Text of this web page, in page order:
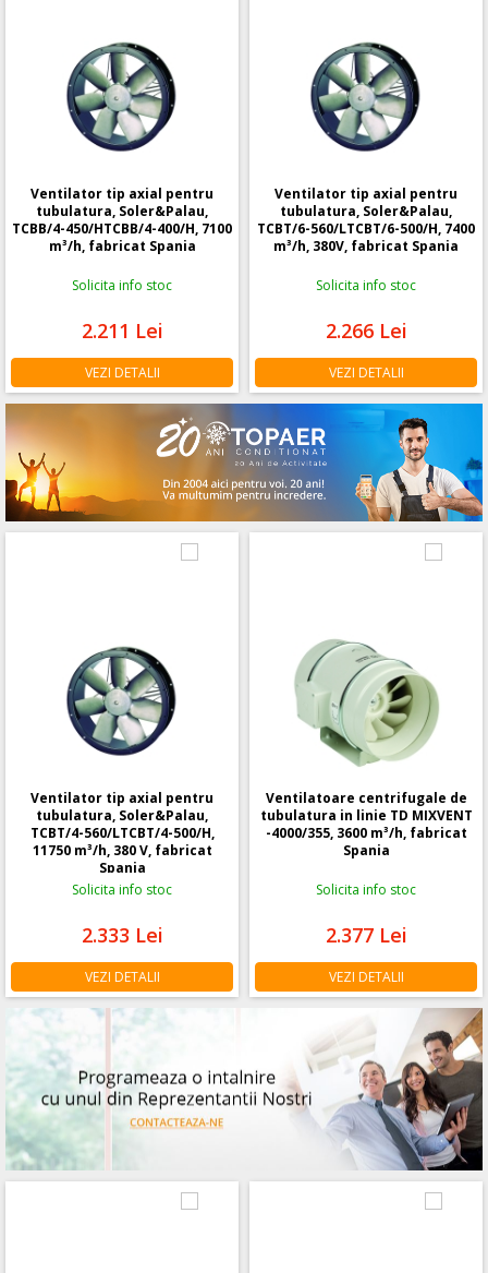
Ventilator tip axial pentru
tubulatura, Soler&Palau,
TCBB/4-450/HTCBB/4-400/H, 7100
m³/h, fabricat Spania
Solicita info stoc
2.211 Lei
VEZI DETALII
Ventilator tip axial pentru
tubulatura, Soler&Palau,
TCBT/6-560/LTCBT/6-500/H, 7400
m³/h, 380V, fabricat Spania
Solicita info stoc
2.266 Lei
VEZI DETALII
Ventilator tip axial pentru
tubulatura, Soler&Palau,
TCBT/4-560/LTCBT/4-500/H,
11750 m³/h, 380 V, fabricat
Spania
Solicita info stoc
2.333 Lei
VEZI DETALII
Ventilatoare centrifugale de
tubulatura in linie TD MIXVENT
-4000/355, 3600 m³/h, fabricat
Spania
Solicita info stoc
2.377 Lei
VEZI DETALII